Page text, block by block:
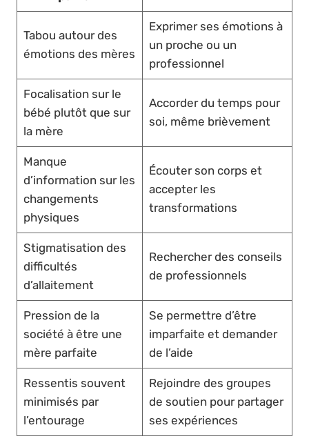
Tabou autour des
émotions des mères
Exprimer ses émotions à
un proche ou un
professionnel
Focalisation sur le
bébé plutôt que sur
la mère
Accorder du temps pour
soi, même brièvement
Manque
d’information sur les
changements
physiques
Écouter son corps et
accepter les
transformations
Stigmatisation des
difficultés
d’allaitement
Rechercher des conseils
de professionnels
Pression de la
société à être une
mère parfaite
Se permettre d’être
imparfaite et demander
de l’aide
Ressentis souvent
minimisés par
l’entourage
Rejoindre des groupes
de soutien pour partager
ses expériences